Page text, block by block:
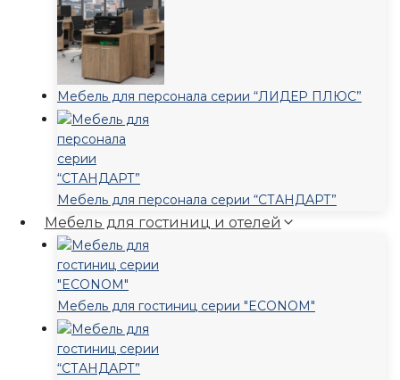
Мебель для персонала серии “ЛИДЕР ПЛЮС”
Мебель для персонала серии “СТАНДАРТ”
Мебель для гостиниц и отелей
Мебель для гостиниц серии "ECONOM"